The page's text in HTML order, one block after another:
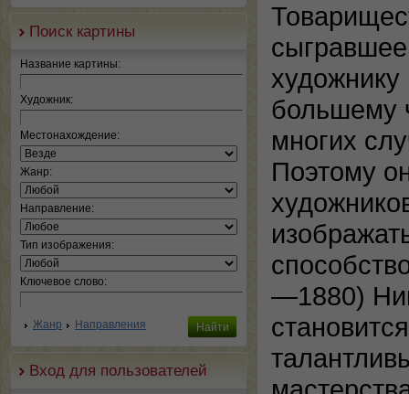
Поиск картины
Название картины:
Художник:
Местонахождение:
Жанр:
Направление:
Тип изображения:
Ключевое слово:
Жанр Направления
Вход для пользователей
сыгравшее
художнику
большему
многих
Поэтому
—1880)